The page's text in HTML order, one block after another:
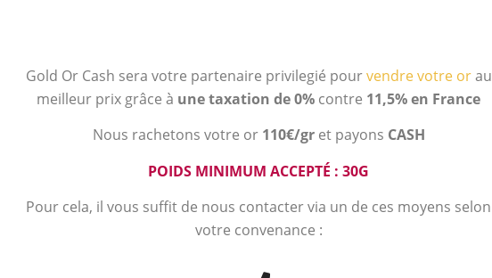
Gold Or Cash sera votre partenaire privilegié pourvendre votre orau
meilleur prix grâce à une taxation de 0% contre 11,5% en France
Nous rachetons votre or 110€/gr et payons CASH
POIDS MINIMUM ACCEPTÉ : 30G
Pour cela, il vous suffit de nous contacter via un de ces moyens selon
votre convenance :